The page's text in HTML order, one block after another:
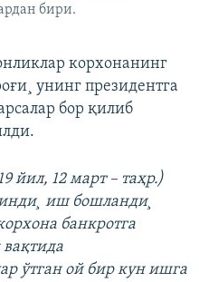
бири.
корхонанинг
унинг президентга
бор қилиб
йил, 12 март – таҳр.)
иш бошланди¸
банкротга
ўтган ой бир кун ишга